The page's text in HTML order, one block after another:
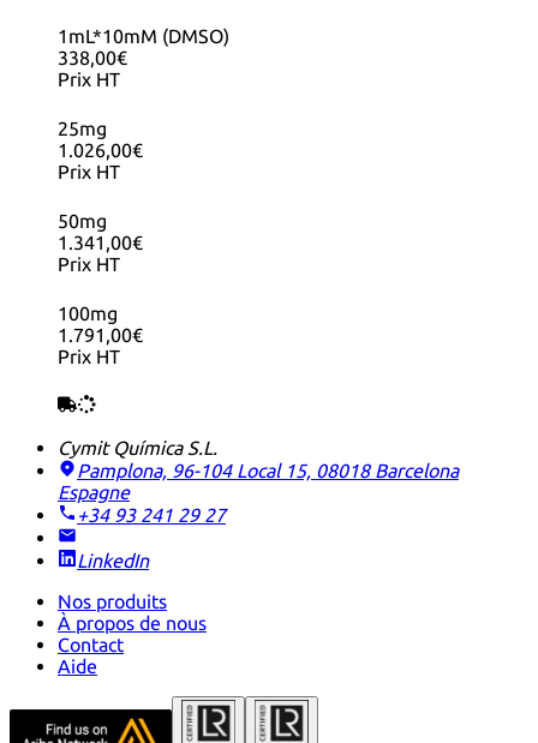
1mL*10mM (DMSO)
338,00€
Prix HT
25mg
1.026,00€
Prix HT
50mg
1.341,00€
Prix HT
100mg
1.791,00€
Prix HT
Cymit Química S.L.
Pamplona, 96-104 Local 15, 08018 Barcelona
Espagne
+34 93 241 29 27
LinkedIn
Nos produits
À propos de nous
Contact
Aide